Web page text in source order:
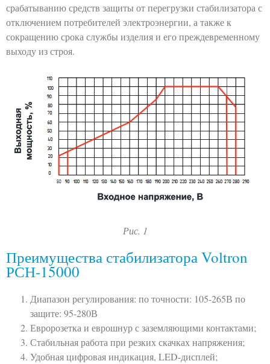
срабатыванию средств защиты от перегрузки стабилизатора с
отключением потребителей электроэнергии, а также к
сокращению срока службы изделия и его преждевременному
выходу из строя.
Рис. 1
Преимущества стабилизатора Voltron
РСН-15000
Диапазон регулирования: по точности: 105-265В по
защите: 95-280В
Евророзетка и еврошнур с заземляющими контактами;
Стабильная работа при резких скачках напряжения;
Удобная цифровая индикация, LED-дисплей;